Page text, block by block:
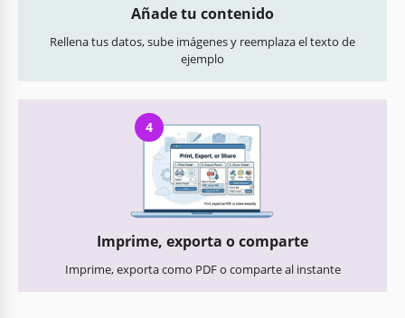
Añade tu contenido
Rellena tus datos, sube imágenes y reemplaza el texto de
ejemplo
4
Imprime, exporta o comparte
Imprime, exporta como PDF o comparte al instante